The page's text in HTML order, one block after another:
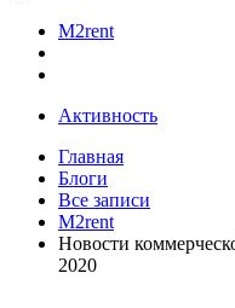
M2rent
Активность
Главная
Блоги
Все записи
M2rent
Новости
2020